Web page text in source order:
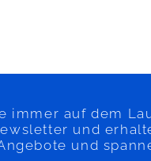
immer auf dem
und
und